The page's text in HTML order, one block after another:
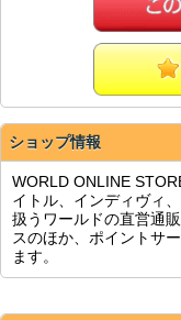
ショップ情報
WORLD ONLINE
イトル、インディヴィ
扱うワールドの直営通
スのほか、ポイントサ
ます。